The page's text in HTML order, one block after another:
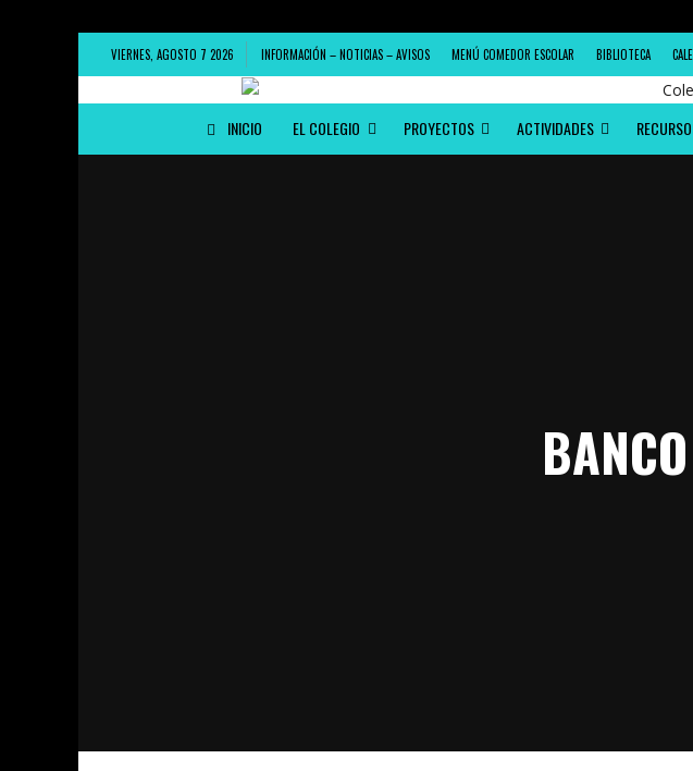
VIERNES, AGOSTO 7 2026 INFORMACIÓN – NOTICIAS – AVISOS MENÚ COMEDOR ESCOLAR BIBLIOTECA
INICIO EL COLEGIO PROYECTOS ACTIVIDADES